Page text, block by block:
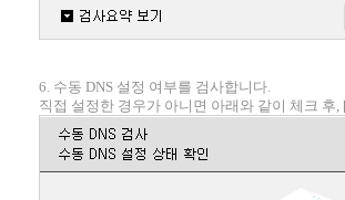
6. 수동 DNS 설정 여부를 검사합니다.
직접 설정한 경우가 아니면 아래와 같이 체크 후